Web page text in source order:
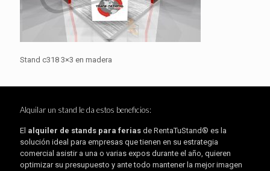
Stand c318 3×3 en madera
Alquilar un stand le da estos beneficios:
El alquiler de stands para ferias de RentaTuStand® es la
solución ideal para empresas que tienen en su estrategia
comercial asistir a una o varias expos durante el año, quieren
optimizar su presupuesto y ante todo mantener la mejor imagen